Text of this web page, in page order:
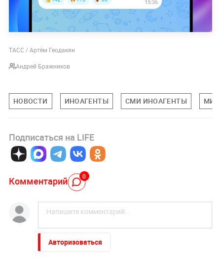
ТАСС / Артём Геодакян
Андрей Бражников
НОВОСТИ ИНОАГЕНТЫ СМИ ИНОАГЕНТЫ
Подписаться на LIFE
Комментарий 0
Авторизоваться